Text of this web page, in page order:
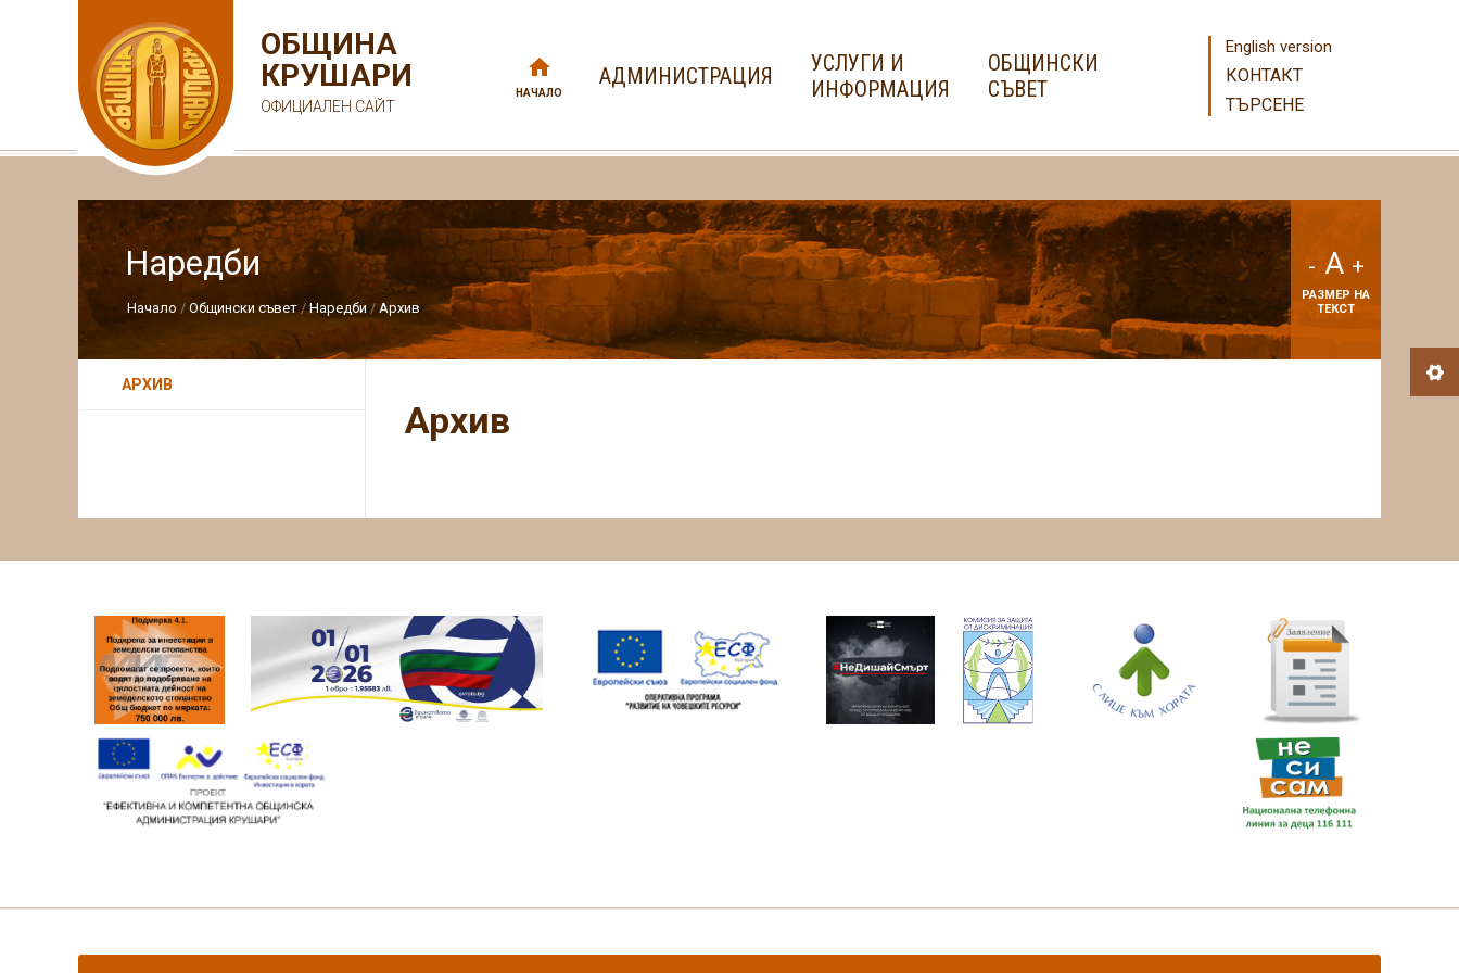
ОБЩИНА
КРУШАРИ
ОФИЦИАЛЕН САЙТ
НАЧАЛО
АДМИНИСТРАЦИЯ
УСЛУГИ И
ИНФОРМАЦИЯ
ОБЩИНСКИ
СЪВЕТ
English version
КОНТАКТ
ТЪРСЕНЕ
Наредби
Начало Общински съвет Наредби Архив
- A +
РАЗМЕР НА
ТЕКСТ
Архив
АРХИВ